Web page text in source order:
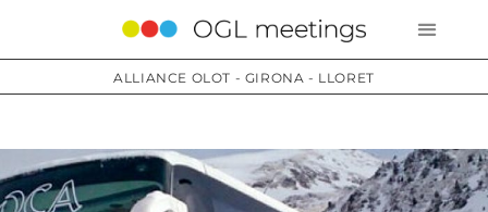
ALLIANCE OLOT - GIRONA - LLORET